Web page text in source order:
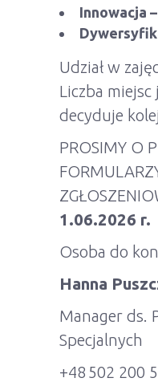
Innowacja
Udział w
Liczba
decyduje
PROSIMY O
1.06.2026 r.
Osoba do
Hanna
Manager ds.
Specjalnych
+48 502 200